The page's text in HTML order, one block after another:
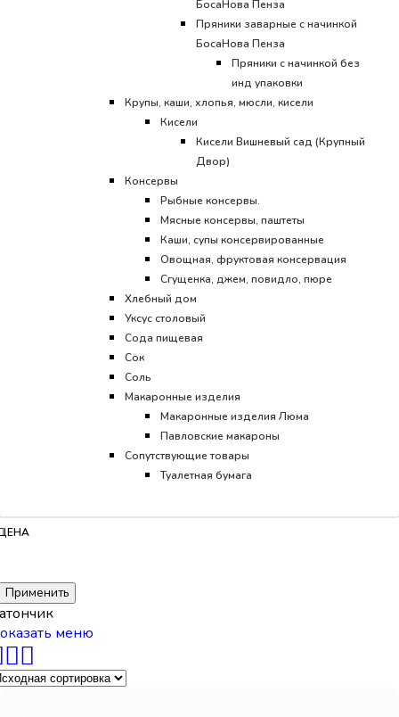
БосаНова Пенза
Пряники заварные с начинкой
БосаНова Пенза
Пряники с начинкой без
инд упаковки
Крупы, каши, хлопья, мюсли, кисели
Кисели
Кисели Вишневый сад (Крупный
Двор)
Консервы
Рыбные консервы.
Мясные консервы, паштеты
Каши, супы консервированные
Овощная, фруктовая консервация
Сгущенка, джем, повидло, пюре
Хлебный дом
Уксус столовый
Сода пищевая
Сок
Соль
Макаронные изделия
Макаронные изделия Люма
Павловские макароны
Сопутствующие товары
Туалетная бумага
Применить
меню